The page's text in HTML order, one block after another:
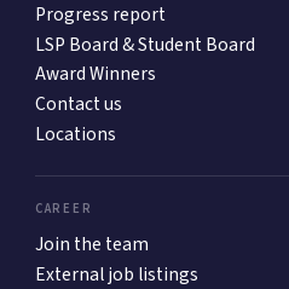
Progress report
LSP Board & Student Board
Award Winners
Contact us
Locations
CAREER
Join the team
External job listings